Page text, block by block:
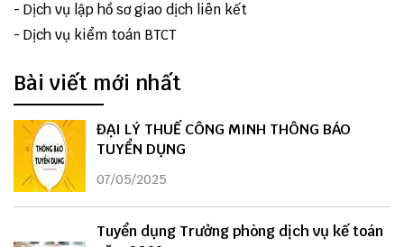
- Dịch vụ lập hồ sơ giao dịch liên kết
- Dịch vụ kiểm toán BTCT
Bài viết mới nhất
ĐẠI LÝ THUẾ CÔNG MINH THÔNG BÁO
TUYỂN DỤNG
07/05/2025
Tuyển dụng Trưởng phòng dịch vụ kế toán